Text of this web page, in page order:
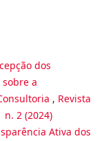
dos
a
, Revista
n. 2 (2024)
Ativa dos